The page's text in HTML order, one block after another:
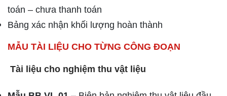
toán – chưa thanh toán
Bảng xác nhận khối lượng hoàn thành
MẪU TÀI LIỆU CHO TỪNG CÔNG ĐOẠN
Tài liệu cho nghiệm thu vật liệu